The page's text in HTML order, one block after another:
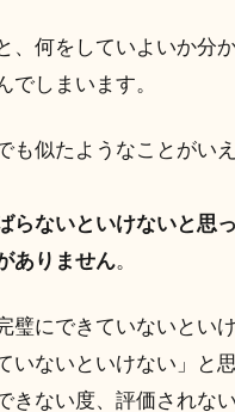
、何をしていよいか分
でしまいます。
も似たようなことがい
らないといけないと思
ありません。
璧にできていないといけ
いないといけない」と思
きない度、評価されな